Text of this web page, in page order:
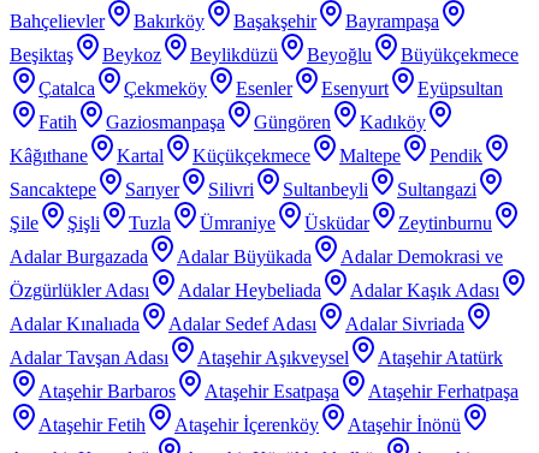
Bahçelievler
Bakırköy Başakşehir
Bayrampaşa
Beşiktaş
Beykoz Beylikdüzü Beyoğlu
Büyükçekmece
Çatalca
Çekmeköy Esenler Esenyurt
Eyüpsultan
Fatih
Gaziosmanpaşa Güngören
Kadıköy
Kâğıthane
Kartal Küçükçekmece Maltepe
Pendik
Sancaktepe
Sarıyer Silivri Sultanbeyli
Sultangazi
Şile
Şişli Tuzla Ümraniye Üsküdar
Zeytinburnu
Adalar Burgazada
Adalar Büyükada
Adalar Demokrasi ve
Özgürlükler Adası
Adalar Heybeliada
Adalar Kaşık Adası
Adalar Kınalıada
Adalar Sedef Adası
Adalar Sivriada
Adalar Tavşan Adası
Ataşehir Aşıkveysel
Ataşehir Atatürk
Ataşehir Barbaros
Ataşehir Esatpaşa
Ataşehir Ferhatpaşa
Ataşehir Fetih
Ataşehir İçerenköy
Ataşehir İnönü